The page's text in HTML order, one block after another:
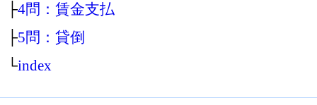
├4問：賃金支払
├5問：貸倒
└index